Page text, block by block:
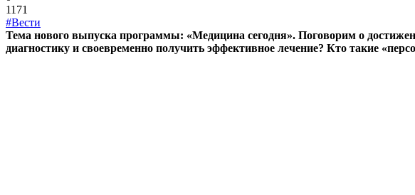
1171
#Вести
Тема нового выпуска программы: «Медицина сегодня». Поговорим о
диагностику и своевременно получить эффективное лечение? Кто такие